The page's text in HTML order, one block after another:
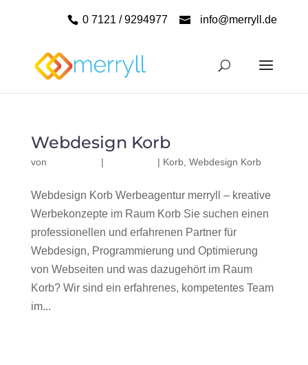
0 7121 / 9294977 info@merryll.de
Webdesign Korb
von | | Korb, Webdesign Korb
Webdesign Korb Werbeagentur merryll – kreative
Werbekonzepte im Raum Korb Sie suchen einen
professionellen und erfahrenen Partner für
Webdesign, Programmierung und Optimierung
von Webseiten und was dazugehört im Raum
Korb? Wir sind ein erfahrenes, kompetentes Team
im...